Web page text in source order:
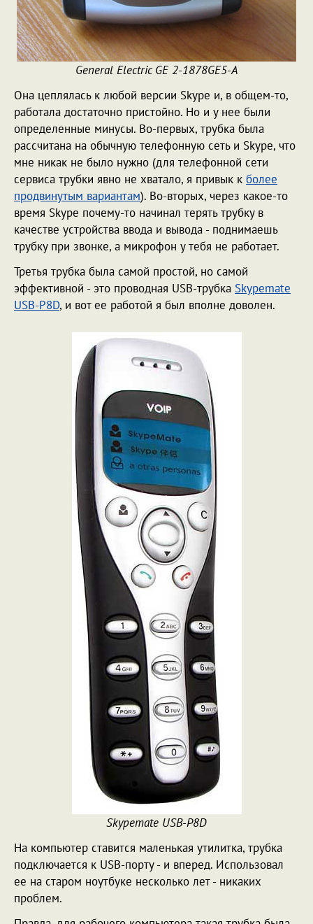
General Electric GE 2-1878GE5-A
Она цеплялась к любой версии Skype и, в общем-то,
работала достаточно пристойно. Но и у нее были
определенные минусы. Во-первых, трубка была
рассчитана на обычную телефонную сеть и Skype, что
мне никак не было нужно (для телефонной сети
сервиса трубки явно не хватало, я привык к более
продвинутым вариантам). Во-вторых, через какое-то
время Skype почему-то начинал терять трубку в
качестве устройства ввода и вывода - поднимаешь
трубку при звонке, а микрофон у тебя не работает.
Третья трубка была самой простой, но самой
эффективной - это проводная USB-трубка Skypemate
USB-P8D, и вот ее работой я был вполне доволен.
Skypemate USB-P8D
На компьютер ставится маленькая утилитка, трубка
подключается к USB-порту - и вперед. Использовал
ее на старом ноутбуке несколько лет - никаких
проблем.